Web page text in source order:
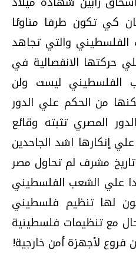
كي تكون طرفا مناوئا
والتي تجاهد
حركتها الانفصالية في
الفلسطيني‏‏ ليست ولن
من الحكم علي الدور
المصري تثبته وقائع
إنكارها اشد الجاحدين
مشرف لم تحاول مصر
علي الشعب الفلسطيني
لها تنظيم فلسطيني
مع تنظيمات فلسطينية
لأجهزة أمن خارجية‏!